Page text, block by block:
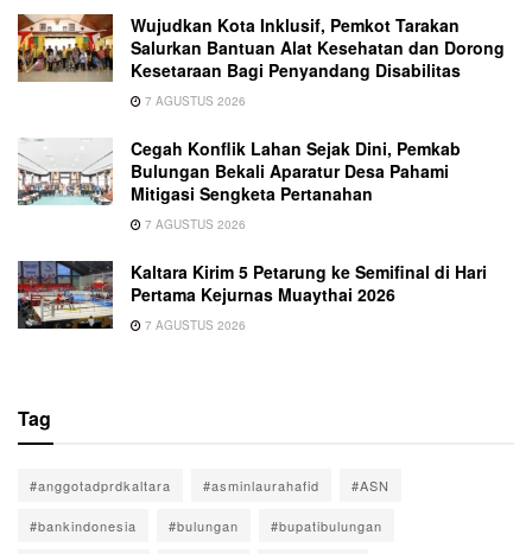
Wujudkan Kota Inklusif, Pemkot Tarakan
Salurkan Bantuan Alat Kesehatan dan Dorong
Kesetaraan Bagi Penyandang Disabilitas
7 AGUSTUS 2026
Cegah Konflik Lahan Sejak Dini, Pemkab
Bulungan Bekali Aparatur Desa Pahami
Mitigasi Sengketa Pertanahan
7 AGUSTUS 2026
Kaltara Kirim 5 Petarung ke Semifinal di Hari
Pertama Kejurnas Muaythai 2026
7 AGUSTUS 2026
Tag
#anggotadprdkaltara #asminlaurahafid #ASN
#bankindonesia #bulungan #bupatibulungan